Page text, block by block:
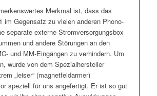
Merkmal ist, dass das
im Gegensatz zu vielen anderen Phono-
separate externe Stromversorgungsbox
und andere Störungen an den
und MM-Eingängen zu verhindern. Um
wurde von dem Spezialhersteller
„leiser“ (magnetfeldarmer)
speziell für uns angefertigt. Er ist so gut